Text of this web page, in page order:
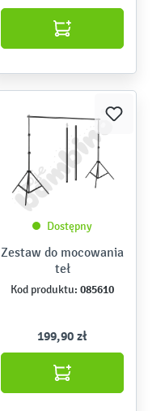
Dostępny
Zestaw do mocowania
teł
Kod produktu: 085610
199,90 zł